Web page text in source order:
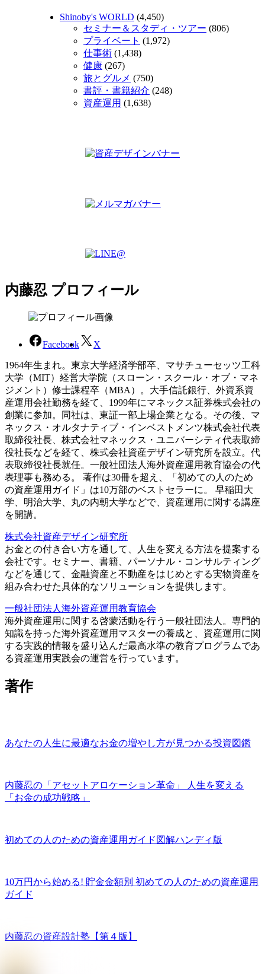
Shinoby's WORLD (4,450)
セミナー＆スタディ・ツアー (806)
プライベート (1,972)
仕事術 (1,438)
健康 (267)
旅とグルメ (750)
書評・書籍紹介 (248)
資産運用 (1,638)
内藤忍 プロフィール
Facebook X
1964年生まれ。東京大学経済学部卒、マサチューセッツ工科
大学（MIT）経営大学院（スローン・スクール・オブ・マネ
ジメント）修士課程卒（MBA）。大手信託銀行、外資系資
産運用会社勤務を経て、1999年にマネックス証券株式会社の
創業に参加。同社は、東証一部上場企業となる。その後、マ
ネックス・オルタナティブ・インベストメンツ株式会社代表
取締役社長、株式会社マネックス・ユニバーシティ代表取締
役社長などを経て、株式会社資産デザイン研究所を設立。代
表取締役社長就任。一般社団法人海外資産運用教育協会の代
表理事も務める。 著作は30冊を超え、「初めての人のため
の資産運用ガイド」は10万部のベストセラーに。 早稲田大
学、明治大学、丸の内朝大学などで、資産運用に関する講座
を開講。
株式会社資産デザイン研究所
お金との付き合い方を通して、人生を変える方法を提案する
会社です。セミナー、書籍、パーソナル・コンサルティング
などを通じて、金融資産と不動産をはじめとする実物資産を
組み合わせた具体的なソリューションを提供します。
一般社団法人海外資産運用教育協会
海外資産運用に関する啓蒙活動を行う一般社団法人。専門的
知識を持った海外資産運用マスターの養成と、資産運用に関
する実践的情報を盛り込んだ最高水準の教育プログラムであ
る資産運用実践会の運営を行っています。
著作
あなたの人生に最適なお金の増やし方が見つかる投資図鑑
内藤忍の「アセットアロケーション革命」 人生を変える
「お金の成功戦略」
初めての人のための資産運用ガイド図解ハンディ版
10万円から始める! 貯金金額別 初めての人のための資産運用
ガイド
内藤忍の資産設計塾【第４版】